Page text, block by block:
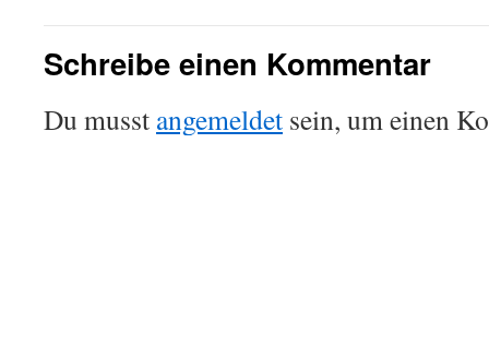
Schreibe einen Kommentar
Du musst angemeldet sein, um einen